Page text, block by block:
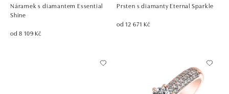
Náramek s diamantem Essential
Shine
od 8 109 Kč
Prsten s diamanty Eternal Sparkle
od 12 671 Kč